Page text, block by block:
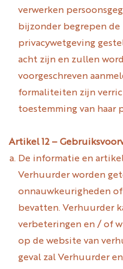
verwerken
bijzonder begrepen
privacywetgeving
acht zijn en zullen
voorgeschreven
formaliteiten zijn
toestemming van haar
Artikel 12 –
De informatie en
Verhuurder worden
onnauwkeurigheden
bevatten. Verhuurder
verbeteringen en / of
op de website van
geval zal Verhuurder